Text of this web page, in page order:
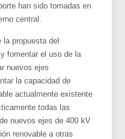
han sido tomadas en
central.
la propuesta del
fomentar el uso de la
nuevos ejes
la capacidad de
actualmente existente
todas las
nuevos ejes de 400 kV
renovable a otras